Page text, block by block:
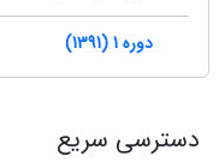
دوره 1 (1391)
دسترسی سریع